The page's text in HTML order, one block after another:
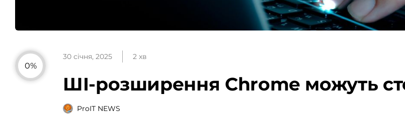
0%
30 січня, 2025 2 хв
ШІ-розширення Chrome можуть
ProIT NEWS